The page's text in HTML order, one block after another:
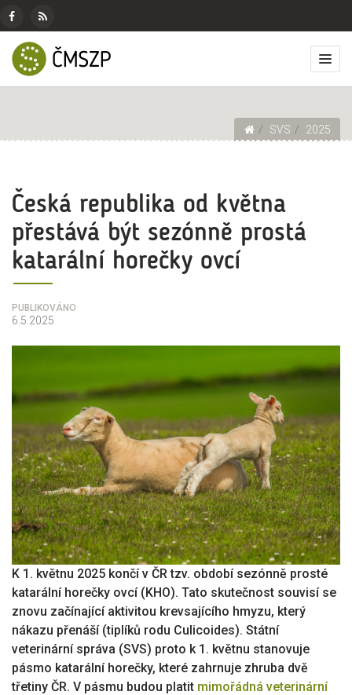
ČMSZP
Českomoravský
svaz
zemědělských
Menu
pro
sociální
sítě
Facebook
RSS
zdroj
Základní
menu
SVS 2025
Česká republika od května
přestává být sezónně prostá
katarální horečky ovcí
PUBLIKOVÁNO
6.5.2025
K 1. květnu 2025 končí v ČR tzv. období sezónně prosté
katarální horečky ovcí (KHO). Tato skutečnost souvisí se
znovu začínající aktivitou krevsajícího hmyzu, který
nákazu přenáší (tiplíků rodu Culicoides). Státní
veterinární správa (SVS) proto k 1. květnu stanovuje
pásmo katarální horečky, které zahrnuje zhruba dvě
třetiny ČR. V pásmu budou platit mimořádná veterinární